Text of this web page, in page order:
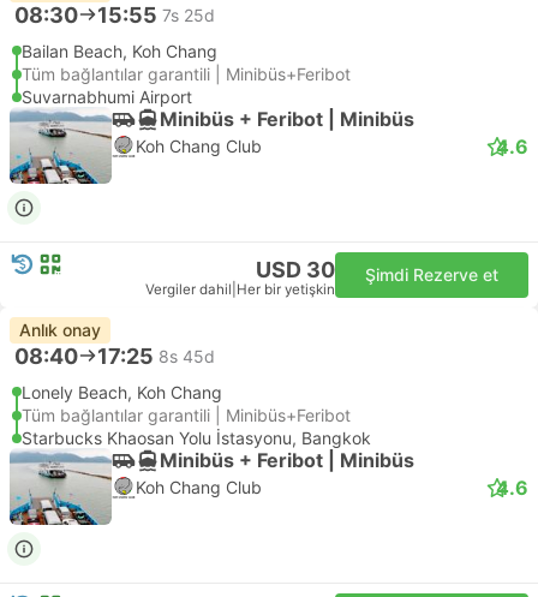
08:30 15:55 7s 25d
Bailan Beach, Koh Chang
Tüm bağlantılar garantili | Minibüs+Feribot
Suvarnabhumi Airport
Minibüs + Feribot | Minibüs
Koh Chang Club 4.6
USD 30
Vergiler dahil Her bir yetişkin
Şimdi Rezerve et
Anlık onay
08:40 17:25 8s 45d
Lonely Beach, Koh Chang
Tüm bağlantılar garantili | Minibüs+Feribot
Starbucks Khaosan Yolu İstasyonu, Bangkok
Minibüs + Feribot | Minibüs
Koh Chang Club 4.6